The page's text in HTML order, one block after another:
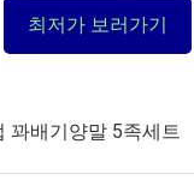
최저가 보러가기
꽈배기양말 5족세트